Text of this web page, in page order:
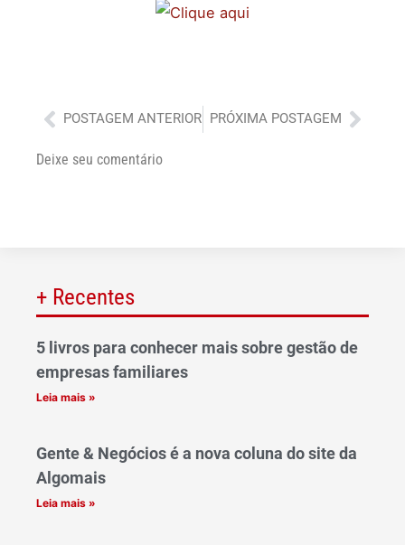
Anterior
POSTAGEM ANTERIOR PRÓXIMA POSTAGEM
Deixe seu comentário
+ Recentes
5 livros para conhecer mais sobre gestão de
empresas familiares
Leia mais »
Gente & Negócios é a nova coluna do site da
Algomais
Leia mais »